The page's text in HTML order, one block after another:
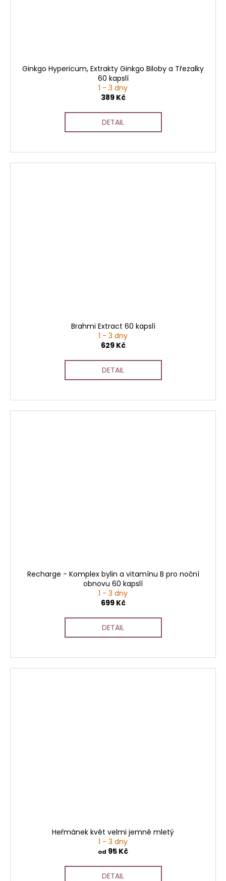
Ginkgo Hypericum, Extrakty Ginkgo Biloby a Třezalky
60 kapslí
1 - 3 dny
389 Kč
DETAIL
Brahmi Extract 60 kapslí
1 - 3 dny
629 Kč
DETAIL
Recharge - Komplex bylin a vitamínu B pro noční
obnovu 60 kapslí
1 - 3 dny
699 Kč
DETAIL
Heřmánek květ velmi jemně mletý
1 - 3 dny
od 95 Kč
DETAIL